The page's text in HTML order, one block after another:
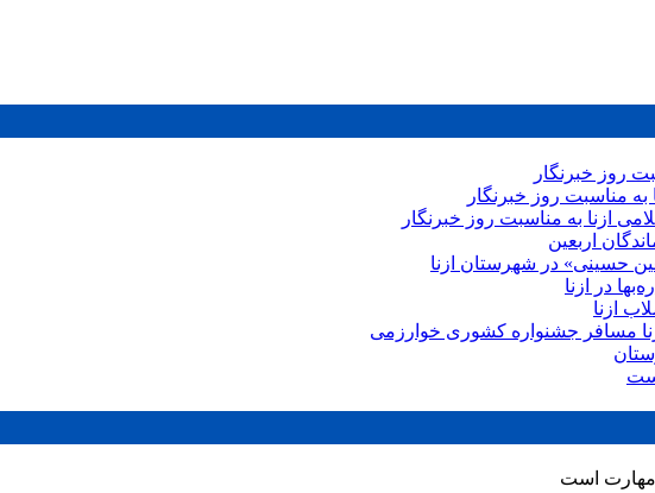
روز خبرنگار
به مناسبت روز خبرنگار
ازنا به مناسبت روز خبرنگار
اربعین
حسینی» در شهرستان ازنا
در ازنا
ازنا
مسافر جشنواره کشوری خوارزمی